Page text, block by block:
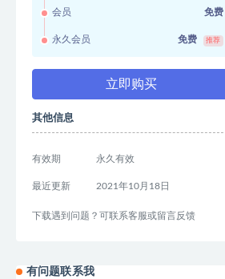
会员 免费
永久会员 免费 推荐
立即购买
其他信息
有效期 永久有效
最近更新 2021年10月18日
下载遇到问题？可联系客服或留言反馈
有问题联系我